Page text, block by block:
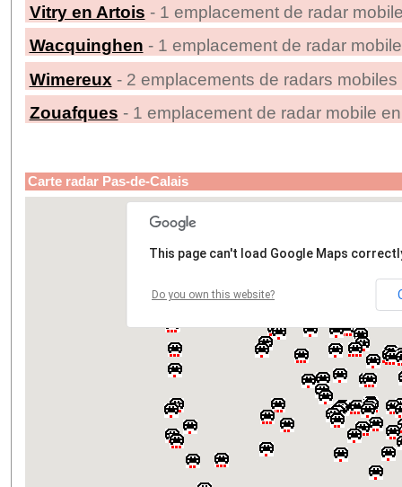
Vitry en Artois - 1 emplacement de radar
Wacquinghen - 1 emplacement de radar
Wimereux - 2 emplacements de radars
Zouafques - 1 emplacement de radar mobile
Carte radar Pas-de-Calais
This page can't load Google Maps
Do you own this website?